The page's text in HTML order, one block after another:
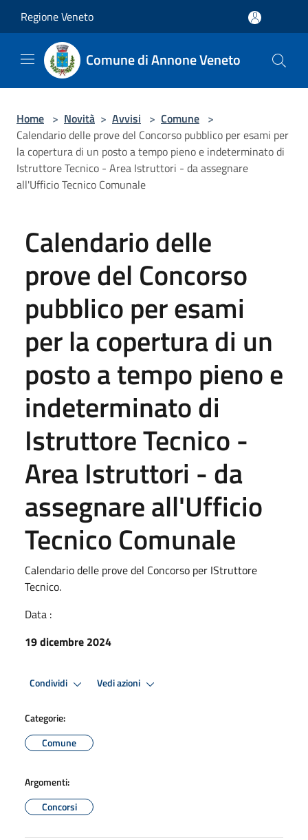
Regione Veneto
Comune di Annone Veneto
Home > Novità > Avvisi > Comune >
Calendario delle prove del Concorso pubblico per esami per
la copertura di un posto a tempo pieno e indeterminato di
Istruttore Tecnico - Area Istruttori - da assegnare
all'Ufficio Tecnico Comunale
Calendario delle
prove del Concorso
pubblico per esami
per la copertura di un
posto a tempo pieno e
indeterminato di
Istruttore Tecnico -
Area Istruttori - da
assegnare all'Ufficio
Tecnico Comunale
Calendario delle prove del Concorso per IStruttore
Tecnico.
Data :
19 dicembre 2024
Condividi Vedi azioni
Categorie:
Comune
Argomenti:
Concorsi